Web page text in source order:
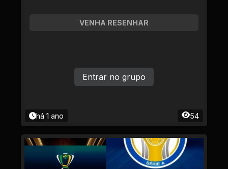
VENHA RESENHAR
há 1 ano 54
Entrar no grupo